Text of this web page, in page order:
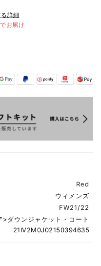
詳細
お届け
Red
ウィメンズ
FW21/22
>ダウンジャケット・コート
21IV2M0J02150394635